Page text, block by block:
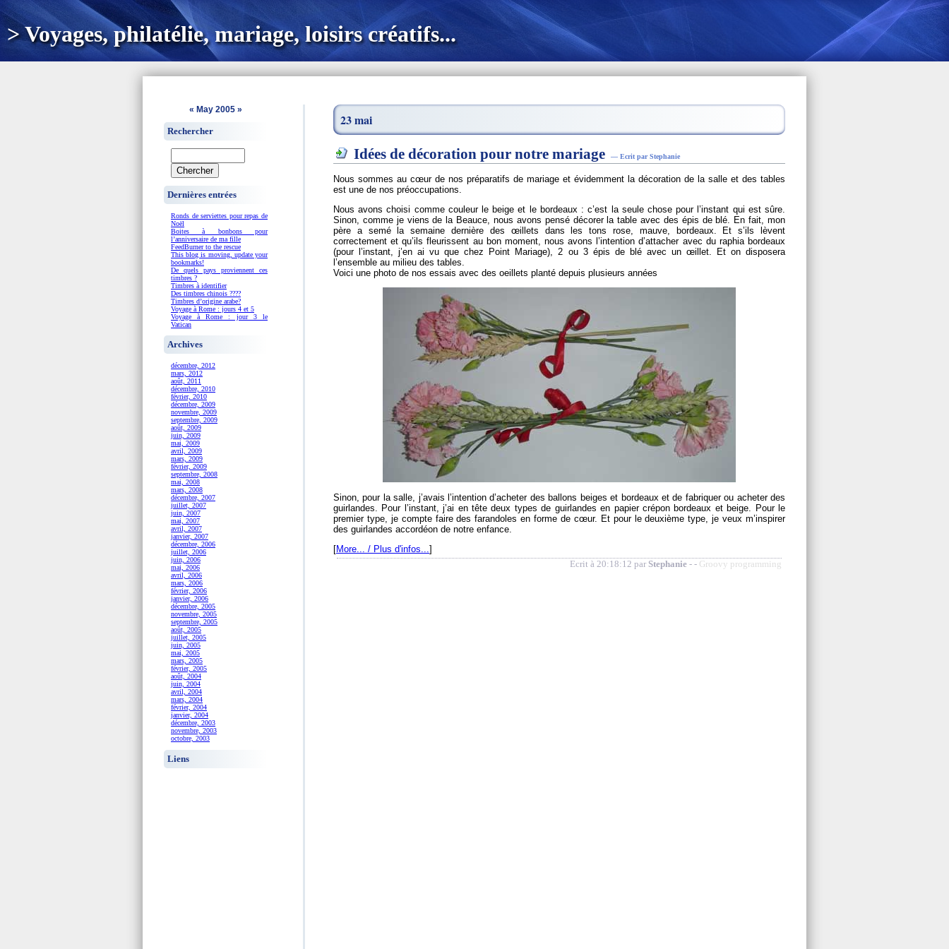
> Voyages, philatélie, mariage, loisirs créatifs...
« May 2005 »
Rechercher
Dernières entrées
Ronds de serviettes pour repas de
Noël
Boites à bonbons pour
l’anniversaire de ma fille
FeedBurner to the rescue
This blog is moving, update your
bookmarks!
De quels pays proviennent ces
timbres ?
Timbres à identifier
Des timbres chinois ????
Timbres d’origine arabe?
Voyage à Rome : jours 4 et 5
Voyage à Rome : jour 3 le
Vatican
Archives
décembre, 2012
mars, 2012
août, 2011
décembre, 2010
février, 2010
décembre, 2009
novembre, 2009
septembre, 2009
août, 2009
juin, 2009
mai, 2009
avril, 2009
mars, 2009
février, 2009
septembre, 2008
mai, 2008
mars, 2008
décembre, 2007
juillet, 2007
juin, 2007
mai, 2007
avril, 2007
janvier, 2007
décembre, 2006
juillet, 2006
juin, 2006
mai, 2006
avril, 2006
mars, 2006
février, 2006
janvier, 2006
décembre, 2005
novembre, 2005
septembre, 2005
août, 2005
juillet, 2005
juin, 2005
mai, 2005
mars, 2005
février, 2005
août, 2004
juin, 2004
avril, 2004
mars, 2004
février, 2004
janvier, 2004
décembre, 2003
novembre, 2003
octobre, 2003
Liens
23 mai
Idées de décoration pour notre mariage — Ecrit par Stephanie
Nous sommes au cœur de nos préparatifs de mariage et évidemment la décoration de la salle et des tables
est une de nos préoccupations.
Nous avons choisi comme couleur le beige et le bordeaux : c’est la seule chose pour l’instant qui est sûre.
Sinon, comme je viens de la Beauce, nous avons pensé décorer la table avec des épis de blé. En fait, mon
père a semé la semaine dernière des œillets dans les tons rose, mauve, bordeaux. Et s’ils lèvent
correctement et qu’ils fleurissent au bon moment, nous avons l’intention d’attacher avec du raphia bordeaux
(pour l’instant, j’en ai vu que chez Point Mariage), 2 ou 3 épis de blé avec un œillet. Et on disposera
l’ensemble au milieu des tables.
Voici une photo de nos essais avec des oeillets planté depuis plusieurs années
Sinon, pour la salle, j’avais l’intention d’acheter des ballons beiges et bordeaux et de fabriquer ou acheter des
guirlandes. Pour l’instant, j’ai en tête deux types de guirlandes en papier crépon bordeaux et beige. Pour le
premier type, je compte faire des farandoles en forme de cœur. Et pour le deuxième type, je veux m’inspirer
des guirlandes accordéon de notre enfance.
[More... / Plus d'infos...]
Ecrit à 20:18:12 par Stephanie - - Groovy programming